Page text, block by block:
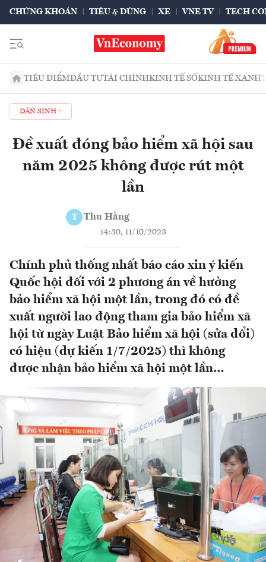
CHỨNG KHOÁN TIÊU & DÙNG XE VNE TV TECH
TIÊU ĐIỂMĐẦU TƯTÀI CHÍNHKINH TẾ SỐKINH TẾ XANH
DÂN SINH
Đề xuất đóng bảo hiểm xã hội sau
năm 2025 không được rút một
lần
T Thu Hằng
14:30, 11/10/2023
Chính phủ thống nhất báo cáo xin ý kiến
Quốc hội đối với 2 phương án về hưởng
bảo hiểm xã hội một lần, trong đó có đề
xuất người lao động tham gia bảo hiểm xã
hội từ ngày Luật Bảo hiểm xã hội (sửa đổi)
có hiệu (dự kiến 1/7/2025) thì không
được nhận bảo hiểm xã hội một lần…